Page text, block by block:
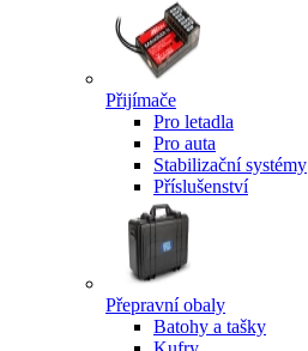
Přijímače
Pro letadla
Pro auta
Stabilizační systémy
Příslušenství
Přepravní obaly
Batohy a tašky